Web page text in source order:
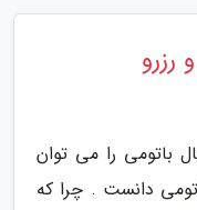
باتومی را می توان
های 3 ستاره باتومی دانست . چرا که